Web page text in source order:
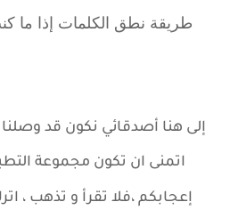
طريقة نطق الكلمات إذا ما
إلى هنا أصدقائي نكون قد وصلنا
اتمنى ان تكون مجموعة
إعجابكم ،فلا تقرأ و تذهب ،